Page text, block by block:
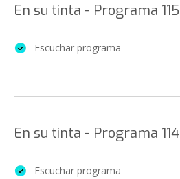
En su tinta - Programa 115
Escuchar programa
En su tinta - Programa 114
Escuchar programa